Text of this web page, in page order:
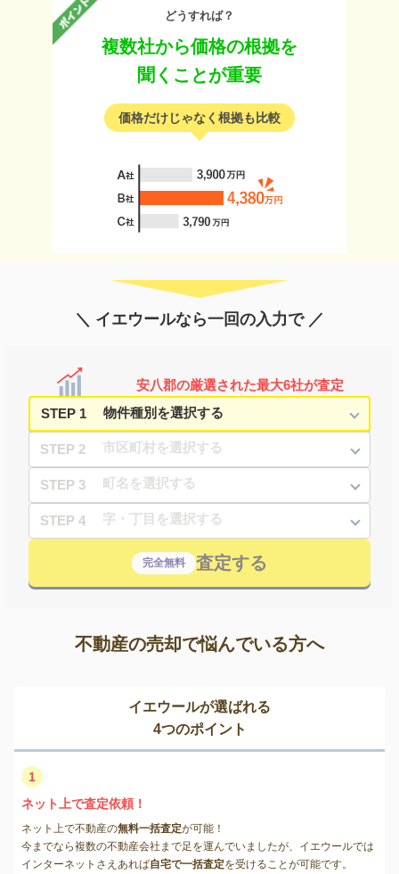
どうすれば？
複数社から価格の根拠を
聞くことが重要
価格だけじゃなく根拠も比較
＼ イエウールなら一回の入力で ／
安八郡の厳選された最大6社が査定
STEP 1
STEP 2
STEP 3
STEP 4
完全無料 査定する
不動産の売却で悩んでいる方へ
イエウールが選ばれる
4つのポイント
1
ネット上で査定依頼！
ネット上で不動産の無料一括査定が可能！
今までなら複数の不動産会社まで足を運んでいましたが、イエウールでは
インターネットさえあれば自宅で一括査定を受けることが可能です。